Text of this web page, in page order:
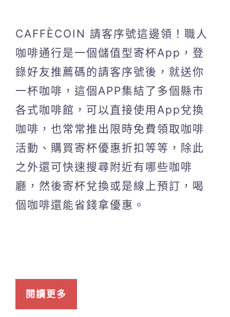
CAFFÈCOIN 請客序號這邊領！職人
咖啡通行是一個儲值型寄杯App，登
錄好友推薦碼的請客序號後，就送你
一杯咖啡，這個APP集結了多個縣市
各式咖啡館，可以直接使用App兌換
咖啡，也常常推出限時免費領取咖啡
活動、購買寄杯優惠折扣等等，除此
之外還可快速搜尋附近有哪些咖啡
廳，然後寄杯兌換或是線上預訂，喝
個咖啡還能省錢拿優惠。
閱讀更多